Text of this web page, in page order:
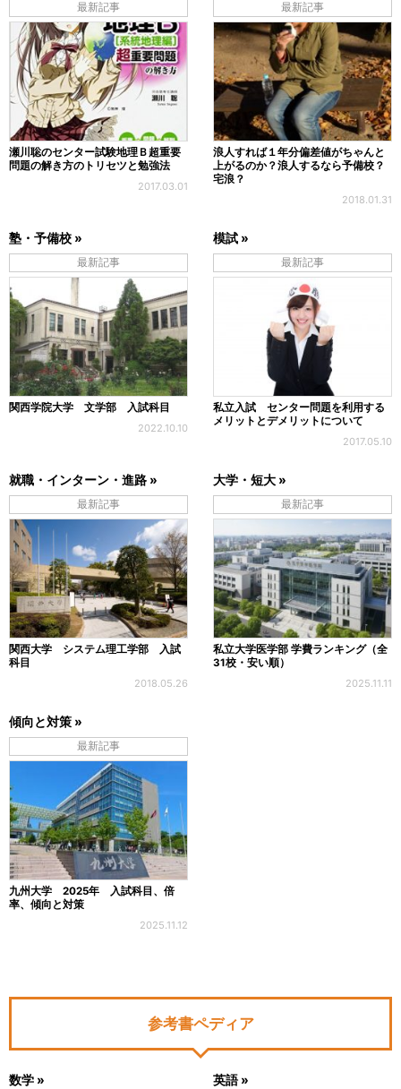
最新記事
瀬川聡のセンター試験地理Ｂ超重要
問題の解き方のトリセツと勉強法
2017.03.01
最新記事
浪人すれば１年分偏差値がちゃんと
上がるのか？浪人するなら予備校？
宅浪？
2018.01.31
塾・予備校 »
最新記事
関西学院大学 文学部 入試科目
2022.10.10
模試 »
最新記事
私立入試 センター問題を利用する
メリットとデメリットについて
2017.05.10
就職・インターン・進路 »
最新記事
関西大学 システム理工学部 入試
科目
2018.05.26
大学・短大 »
最新記事
私立大学医学部 学費ランキング（全
31校・安い順）
2025.11.11
傾向と対策 »
最新記事
九州大学 2025年 入試科目、倍
率、傾向と対策
2025.11.12
参考書ペディア
数学 » 英語 »